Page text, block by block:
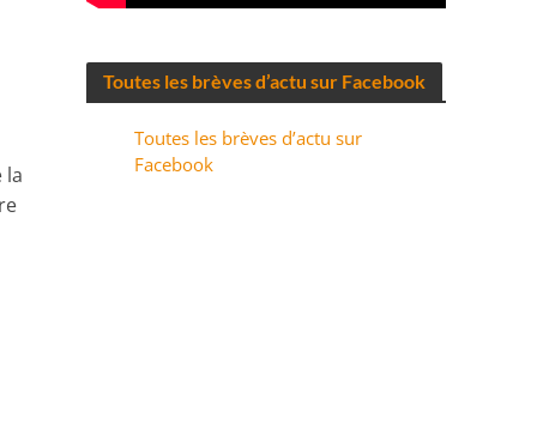
la
Toutes les brèves d’actu sur Facebook
Toutes les brèves d’actu sur
Facebook